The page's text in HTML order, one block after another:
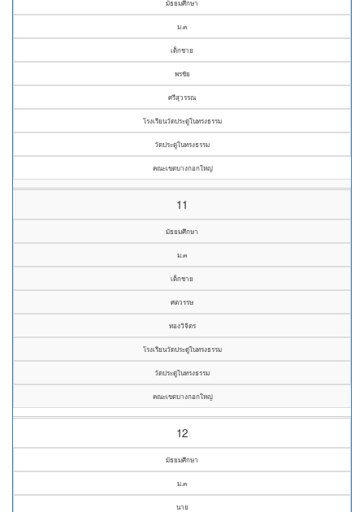
มัธยมศึกษา
ม.๓
เด็กชาย
พรชัย
ศรีสุวรรณ
โรงเรียนวัดประดู่ในทรงธรรม
วัดประดู่ในทรงธรรม
คณะเขตบางกอกใหญ่
11
มัธยมศึกษา
ม.๓
เด็กชาย
ศตวรรษ
ทองวิจิตร
โรงเรียนวัดประดู่ในทรงธรรม
วัดประดู่ในทรงธรรม
คณะเขตบางกอกใหญ่
12
มัธยมศึกษา
ม.๓
นาย